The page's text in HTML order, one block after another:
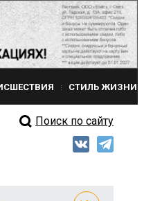
СТИЛЬ ЖИЗНИ
Поиск по сайту